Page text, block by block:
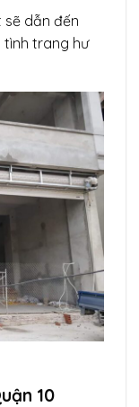
dẫn đến
tình trang hư
10